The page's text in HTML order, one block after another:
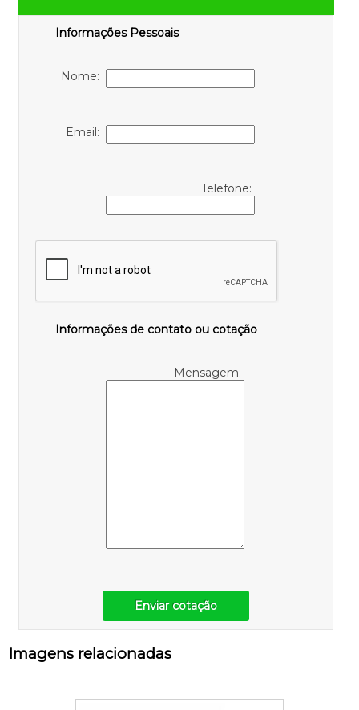
Informações Pessoais
Nome:
Email:
Telefone:
Informações de contato ou cotação
Mensagem:
Enviar cotação
Imagens relacionadas